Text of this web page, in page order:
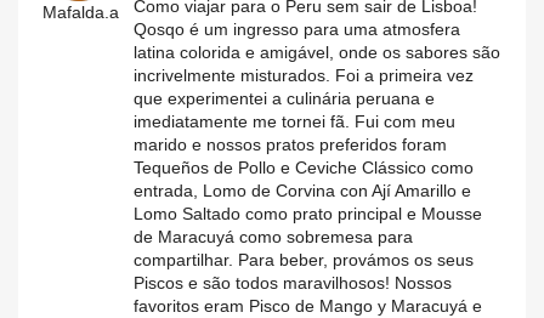
Mafalda.a
Como viajar para o Peru sem sair de Lisboa!
Qosqo é um ingresso para uma atmosfera
latina colorida e amigável, onde os sabores são
incrivelmente misturados. Foi a primeira vez
que experimentei a culinária peruana e
imediatamente me tornei fã. Fui com meu
marido e nossos pratos preferidos foram
Tequeños de Pollo e Ceviche Clássico como
entrada, Lomo de Corvina con Ají Amarillo e
Lomo Saltado como prato principal e Mousse
de Maracuyá como sobremesa para
compartilhar. Para beber, provámos os seus
Piscos e são todos maravilhosos! Nossos
favoritos eram Pisco de Mango y Maracuyá e